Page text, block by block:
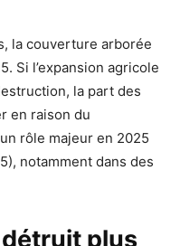
la couverture arborée
Si l’expansion agricole
la part des
en raison du
rôle majeur en 2025
notamment dans des
plus